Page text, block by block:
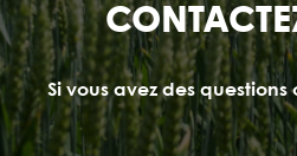
Si vous avez des questions